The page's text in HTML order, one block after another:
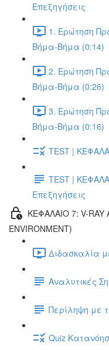
Επεξηγήσεις
1. Ερώτηση
Βήμα-Βήμα (0:14)
2. Ερώτηση
Βήμα-Βήμα (0:26)
3. Ερώτηση
Βήμα-Βήμα (0:16)
TEST |
TEST |
Επεξηγήσεις
ΚΕΦΑΛΑΙΟ 7: V-RAY
ENVIRONMENT)
Διδασκαλία
Αναλυτικές
Περίληψη με
Quiz